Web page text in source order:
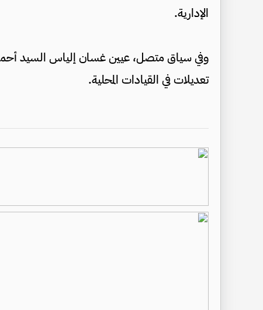
الإدارية.
وفي سياق متصل، عيين غسان إلياس السيد
تعديلات في القيادات المحلية.